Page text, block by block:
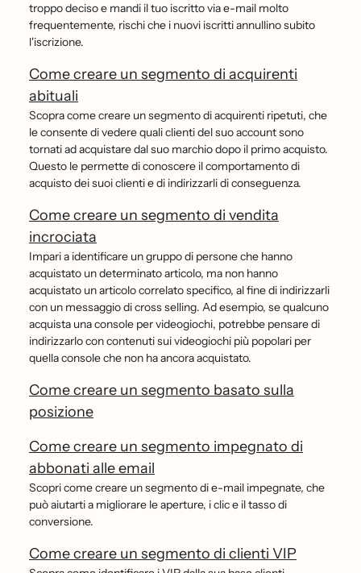
troppo deciso e mandi il tuo iscritto via e-mail molto
frequentemente, rischi che i nuovi iscritti annullino subito
l'iscrizione.
Come creare un segmento di acquirenti
abituali
Scopra come creare un segmento di acquirenti ripetuti, che
le consente di vedere quali clienti del suo account sono
tornati ad acquistare dal suo marchio dopo il primo acquisto.
Questo le permette di conoscere il comportamento di
acquisto dei suoi clienti e di indirizzarli di conseguenza.
Come creare un segmento di vendita
incrociata
Impari a identificare un gruppo di persone che hanno
acquistato un determinato articolo, ma non hanno
acquistato un articolo correlato specifico, al fine di indirizzarli
con un messaggio di cross selling. Ad esempio, se qualcuno
acquista una console per videogiochi, potrebbe pensare di
indirizzarlo con contenuti sui videogiochi più popolari per
quella console che non ha ancora acquistato.
Come creare un segmento basato sulla
posizione
Come creare un segmento impegnato di
abbonati alle email
Scopri come creare un segmento di e-mail impegnate, che
può aiutarti a migliorare le aperture, i clic e il tasso di
conversione.
Come creare un segmento di clienti VIP